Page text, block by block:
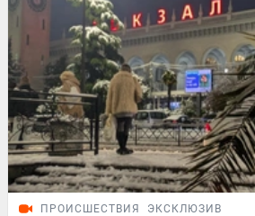
ПРОИСШЕСТВИЯ ЭКСКЛЮЗИВ